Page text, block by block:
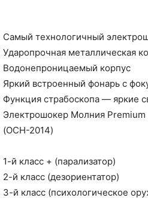
Самый технологичный
Ударопрочная металлическая
Водонепроницаемый корпус
Яркий встроенный фонарь с
Функция страбоскопа — яркие
Электрошокер Молния Premium
(ОСН-2014)
1-й класс + (парализатор)
2-й класс (дезориентатор)
3-й класс (психологическое